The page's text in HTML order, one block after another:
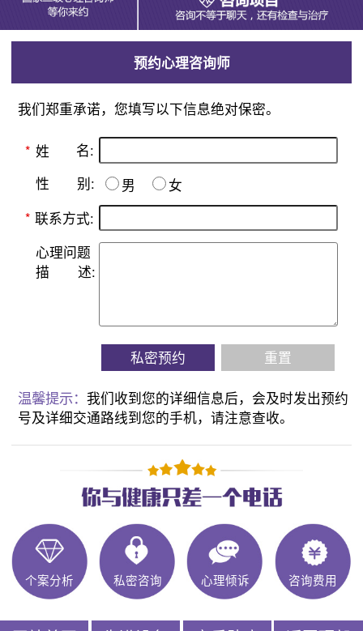
预约心理咨询师
我们郑重承诺，您填写以下信息绝对保密。
* 姓 名:
性 别: 男
女
* 联系方式:
心理问题
描
述:
私密预约 重置
温馨提示：我们收到您的详细信息后，会及时发出预约
号及详细交通路线到您的手机，请注意查收。
个案分析 私密咨询 心理倾诉 咨询费用